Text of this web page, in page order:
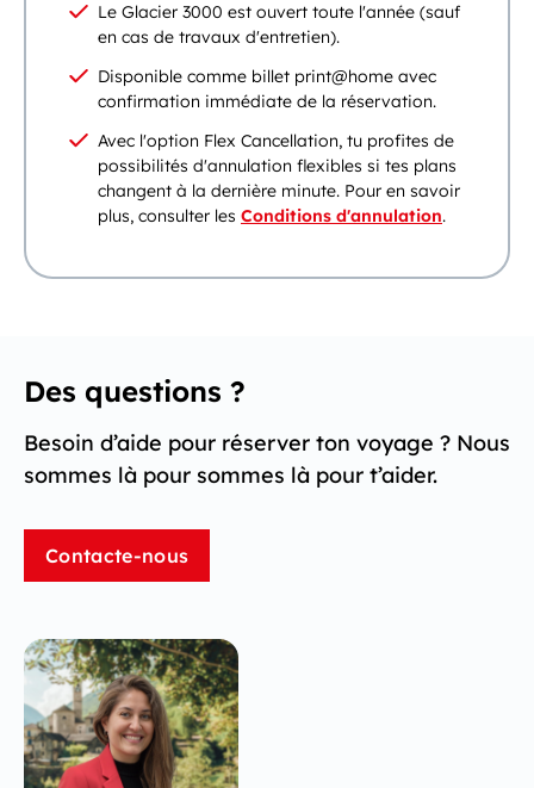
Le Glacier 3000 est ouvert toute l'année (sauf
en cas de travaux d'entretien).
Disponible comme billet print@home avec
confirmation immédiate de la réservation.
Avec l'option Flex Cancellation, tu profites de
possibilités d'annulation flexibles si tes plans
changent à la dernière minute. Pour en savoir
plus, consulter les Conditions d'annulation.
Des questions ?
Besoin d’aide pour réserver ton voyage ? Nous
sommes là pour sommes là pour t’aider.
Contacte-nous